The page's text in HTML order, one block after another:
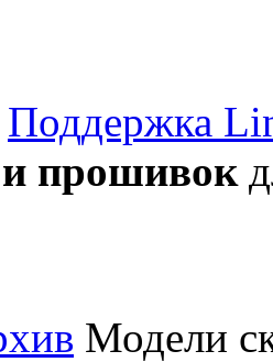
Поддержка
прошивок
Модели